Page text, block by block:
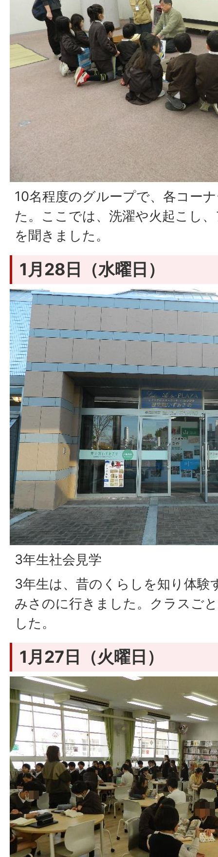
10名程度のグループで、各コー
た。ここでは、洗濯や火起こし
を聞きました。
1月28日（水曜日）
3年生社会見学
3年生は、昔のくらしを知り体験
みさのに行きました。クラスご
した。
1月27日（火曜日）